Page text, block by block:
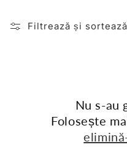
e
Filtrează și sortează
Nu s-au
Folosește